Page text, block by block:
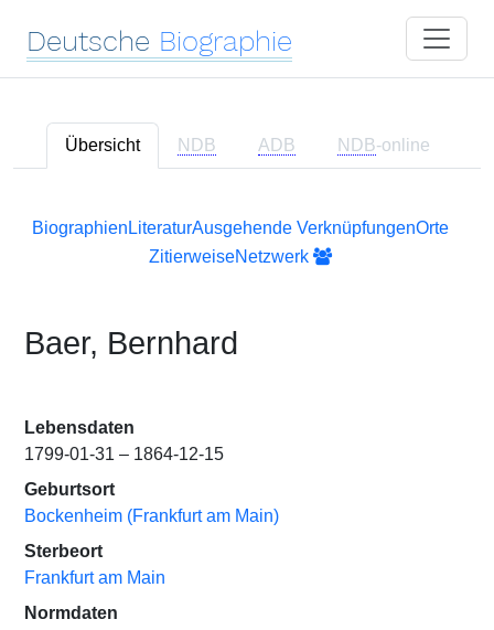
Deutsche Biographie
Übersicht NDB ADB NDB-online
Biographien LiteraturAusgehende VerknüpfungenOrte
ZitierweiseNetzwerk
Baer, Bernhard
Lebensdaten
1799-01-31 – 1864-12-15
Geburtsort
Bockenheim (Frankfurt am Main)
Sterbeort
Frankfurt am Main
Normdaten